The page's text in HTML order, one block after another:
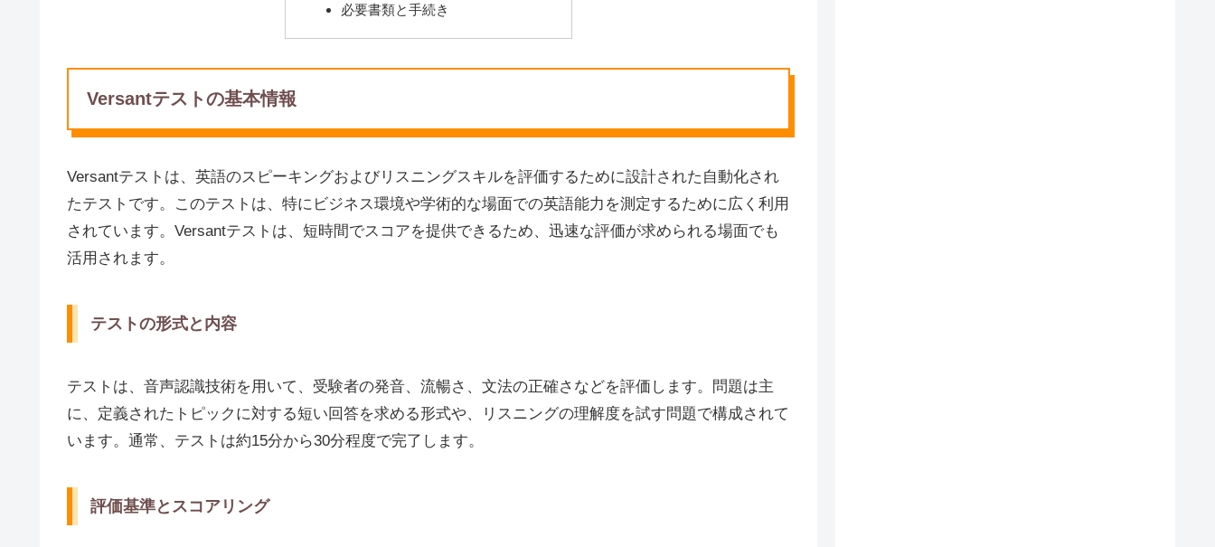
必要書類と手続き
Versantテストの基本情報
Versantテストは、英語のスピーキングおよびリスニングスキルを評価するために設計された自動化され
たテストです。このテストは、特にビジネス環境や学術的な場面での英語能力を測定するために広く利用
されています。Versantテストは、短時間でスコアを提供できるため、迅速な評価が求められる場面でも
活用されます。
テストの形式と内容
テストは、音声認識技術を用いて、受験者の発音、流暢さ、文法の正確さなどを評価します。問題は主
に、定義されたトピックに対する短い回答を求める形式や、リスニングの理解度を試す問題で構成されて
います。通常、テストは約15分から30分程度で完了します。
評価基準とスコアリング